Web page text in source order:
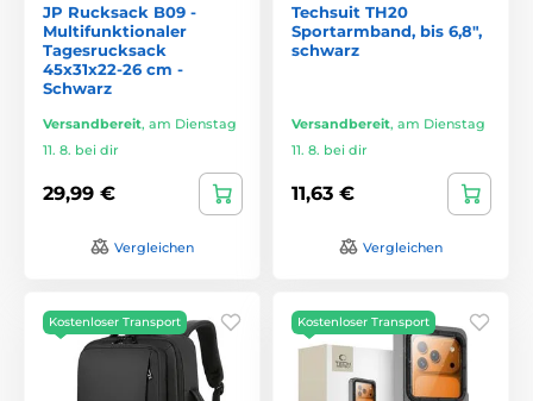
JP Rucksack B09 -
Multifunktionaler
Tagesrucksack
45x31x22-26 cm -
Schwarz
Versandbereit, am Dienstag
11. 8. bei dir
29,99 €
Vergleichen
Techsuit TH20
Sportarmband, bis 6,8",
schwarz
Versandbereit, am Dienstag
11. 8. bei dir
11,63 €
Vergleichen
Kostenloser Transport Kostenloser Transport